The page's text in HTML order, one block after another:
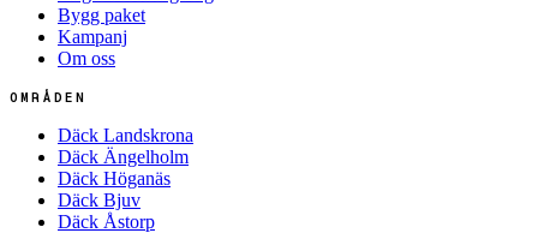
Bygg paket
Kampanj
Om oss
OMRÅDEN
Däck Landskrona
Däck Ängelholm
Däck Höganäs
Däck Bjuv
Däck Åstorp